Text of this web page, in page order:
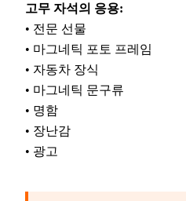
고무 자석의 응용:
• 전문 선물
• 마그네틱 포토 프레임
• 자동차 장식
• 마그네틱 문구류
• 명함
• 장난감
• 광고